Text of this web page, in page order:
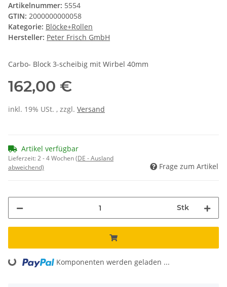
Artikelnummer: 5554
GTIN: 2000000000058
Kategorie: Blöcke+Rollen
Hersteller: Peter Frisch GmbH
Carbo- Block 3-scheibig mit Wirbel 40mm
162,00 €
inkl. 19% USt. , zzgl. Versand
Artikel verfügbar
Lieferzeit:2 - 4 Wochen(DE - Ausland
abweichend)
Frage zum Artikel
Stk
Loading... Komponenten werden geladen ...